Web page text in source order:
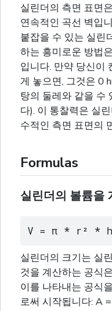
실린더의 측면 표면
연속적인 곡선 벽입
붙잡을 수 있는 실린
하는 흥미로운 방법
입니다. 만약 당신이
게 놓으면, 그것은 0
탕의 둘레와 같을 수
다). 이 통찰력은 실
수적인 측면 표면의
Formulas
실린더의 볼륨을
V = π * r² * h
실린더의 크기는 실
것을 계산하는 공식
이를 나타내는 공식
로써 시작됩니다: A